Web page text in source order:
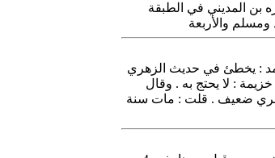
بن المديني في الطبقة
: يخطئ في حديث الزهري
: لا يحتج به . وقال
ضعيف . قلت : مات سنة